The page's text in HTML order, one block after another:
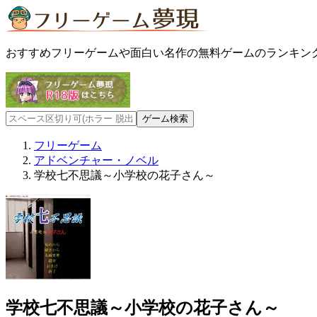
おすすめフリーゲームや面白い名作の無料ゲームのランキン
フリーゲーム
アドベンチャー・ノベル
学校七不思議～小学校の花子さん～
学校七不思議～小学校の花子さん～